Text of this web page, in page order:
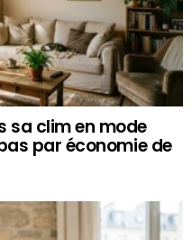
sa clim en mode
par économie de